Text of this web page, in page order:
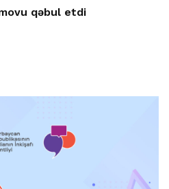
qəbul etdi